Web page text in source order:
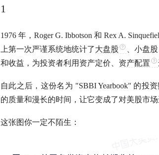
1
1976 年，Roger G. Ibbotson 和 Rex A.
上第一次严谨系统地统计了大盘股 、小盘
和收益，为投资者利用资产定价、 资产配置
自此之后，这份名为 "SBBI Yearbook" 的投
的质量和漫长的时间，让它变成了对美股市
这张图你一定不陌生：